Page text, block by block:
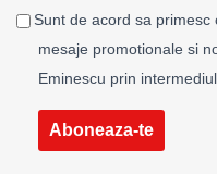
Sunt de acord sa primesc
mesaje promotionale si
Eminescu prin
Aboneaza-te